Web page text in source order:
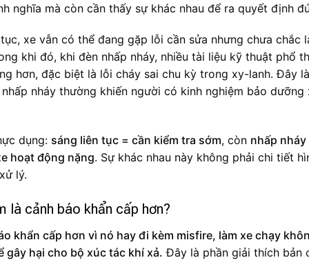
nghĩa mà còn cần thấy sự khác nhau để ra quyết định
xe vẫn có thể đang gặp lỗi cần sửa nhưng chưa chắc
khi đó, khi đèn nhấp nháy, nhiều tài liệu kỹ thuật phổ
hơn, đặc biệt là lỗi cháy sai chu kỳ trong xy-lanh. Đây
nháy thường khiến người có kinh nghiệm bảo dưỡng
dụng: sáng liên tục = cần kiểm tra sớm, còn nhấp nháy
hoạt động nặng. Sự khác nhau này không phải chi tiết
lý.
là cảnh báo khẩn cấp hơn?
khẩn cấp hơn vì nó hay đi kèm misfire, làm xe chạy
gây hại cho bộ xúc tác khí xả. Đây là phần giải thích bản